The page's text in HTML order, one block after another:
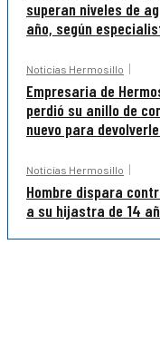
superan niveles de
año, según
Noticias Hermosillo
Empresaria de
perdió su anillo de
nuevo para
Noticias Hermosillo
Hombre dispara
a su hijastra de 14